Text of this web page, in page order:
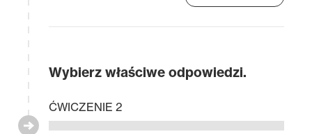
Wybierz właściwe odpowiedzi.
ĆWICZENIE 2